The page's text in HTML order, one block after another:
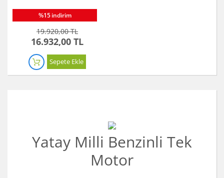
%15 indirim
19.920,00 TL
16.932,00 TL
Sepete Ekle
Yatay Milli Benzinli Tek
Motor